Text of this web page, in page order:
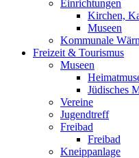
Einrichtungen
Kirchen,
Museen
Kommunale
Freizeit & Tourismus
Museen
Jüdisches
Vereine
Jugendtreff
Freibad
Freibad
Kneippanlage